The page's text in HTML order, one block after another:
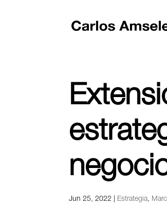
Jun 25, 2022 Estrategia,